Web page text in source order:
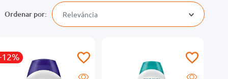
Relevância
12%